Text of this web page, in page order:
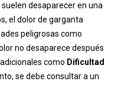
desaparecer en una
el dolor de garganta
peligrosas como
no desaparece después
como Dificultad
se debe consultar a un